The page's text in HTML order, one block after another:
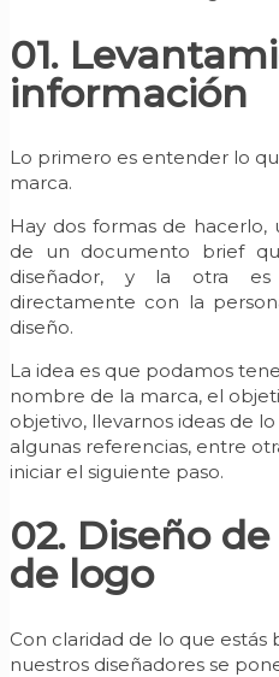
01.
información
Lo primero es entender lo
marca.
Hay dos formas de
de un documento brief
diseñador, y la otra es
directamente con la
diseño.
La idea es que podamos
nombre de la marca, el
objetivo, llevarnos ideas de
algunas referencias, entre
iniciar el siguiente paso.
02. Diseño
de logo
Con claridad de lo que estás
nuestros diseñadores se